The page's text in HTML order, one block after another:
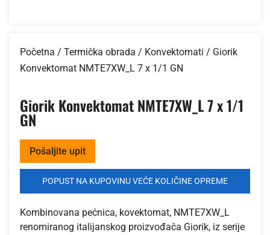
Početna / Termička obrada / Konvektomati / Giorik
Konvektomat NMTE7XW_L 7 x 1/1 GN
Giorik Konvektomat NMTE7XW_L 7 x 1/1
GN
Pošaljite upit
POPUST NA KUPOVINU VEĆE KOLIČINE OPREME
Kombinovana pećnica, kovektomat, NMTE7XW_L
renomiranog italijanskog proizvođača Giorik, iz serije